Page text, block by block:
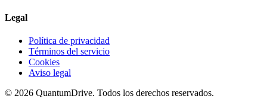
Legal
Política de privacidad
Términos del servicio
Cookies
Aviso legal
© 2026 QuantumDrive. Todos los derechos reservados.